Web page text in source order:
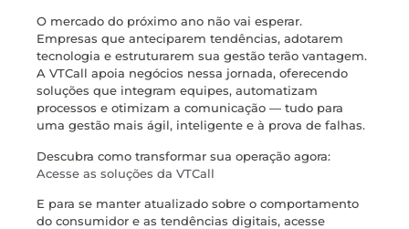
O mercado do próximo ano não vai esperar.
Empresas que anteciparem tendências, adotarem
tecnologia e estruturarem sua gestão terão vantagem.
A VTCall apoia negócios nessa jornada, oferecendo
soluções que integram equipes, automatizam
processos e otimizam a comunicação — tudo para
uma gestão mais ágil, inteligente e à prova de falhas.
Descubra como transformar sua operação agora:
Acesse as soluções da VTCall
E para se manter atualizado sobre o comportamento
do consumidor e as tendências digitais, acesse